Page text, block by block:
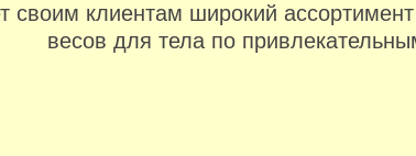
своим клиентам широкий
весов для тела по